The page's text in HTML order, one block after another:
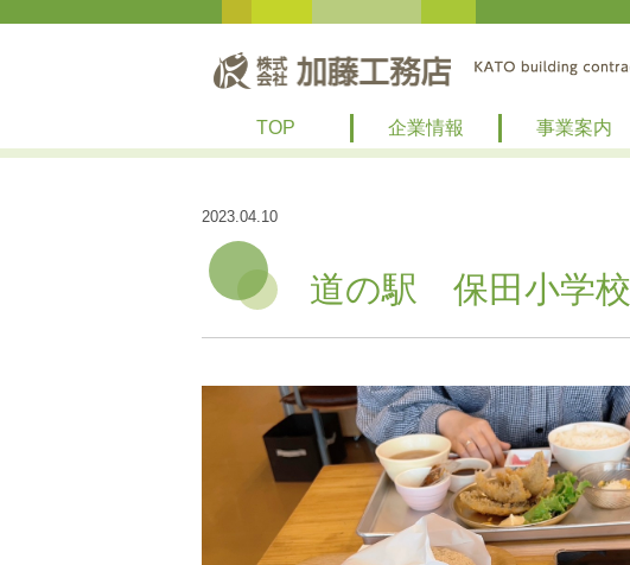
TOP 企業情報 事業案内
2023.04.10
道の駅 保田小学校